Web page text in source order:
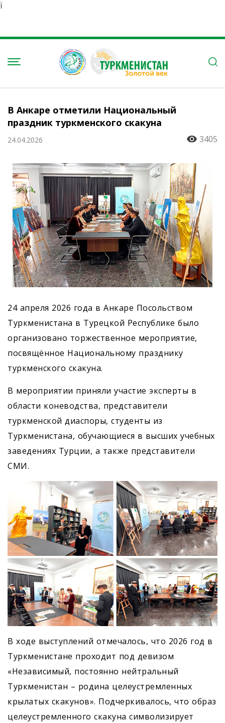
Ï
В Анкаре отметили Национальный
праздник туркменского скакуна
24.04.2026 3405
24 апреля 2026 года в Анкаре Посольством
Туркменистана в Турецкой Республике было
организовано торжественное мероприятие,
посвящённое Национальному празднику
туркменского скакуна.
В мероприятии приняли участие эксперты в
области коневодства, представители
туркменской диаспоры, студенты из
Туркменистана, обучающиеся в высших учебных
заведениях Турции, а также представители
СМИ.
В ходе выступлений отмечалось, что 2026 год в
Туркменистане проходит под девизом
«Независимый, постоянно нейтральный
Туркменистан – родина целеустремленных
крылатых скакунов». Подчеркивалось, что образ
целеустремленного скакуна символизирует